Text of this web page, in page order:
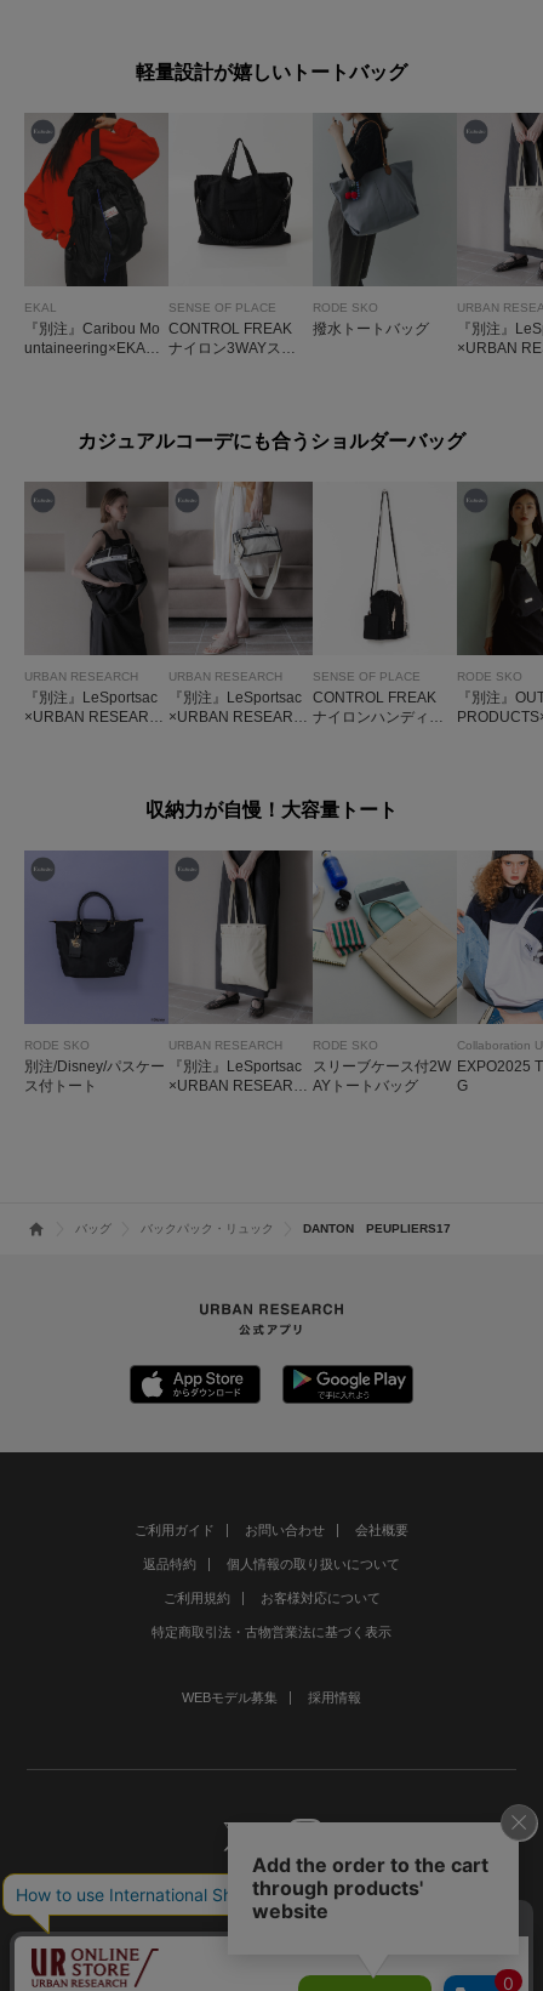
軽量設計が嬉しいトートバッグ
EKAL
『別注』Caribou Mo
untaineering×EKAL
SENSE OF PLACE
CONTROL FREAK
ナイロン3WAYスク
RODE SKO
撥水トートバッグ
URBAN
『別注』
×URBAN
カジュアルコーデにも合うショルダーバッグ
URBAN RESEARCH
『別注』LeSportsac
×URBAN RESEARC
URBAN RESEARCH
『別注』LeSportsac
×URBAN RESEARC
SENSE OF PLACE
CONTROL FREAK
ナイロンハンディシ
RODE SKO
『別注』
収納力が自慢！大容量トート
RODE SKO
別注/Disney/パスケー
ス付トート
URBAN RESEARCH
『別注』LeSportsac
×URBAN RESEARC
RODE SKO
スリーブケース付2W
AYトートバッグ
EXPO2025
G
バッグ バックパック・リュック DANTON PEUPLIERS17
ご利用ガイド お問い合わせ 会社概要
返品特約 個人情報の取り扱いについて
ご利用規約 お客様対応について
特定商取引法・古物営業法に基づく表示
WEBモデル募集 採用情報